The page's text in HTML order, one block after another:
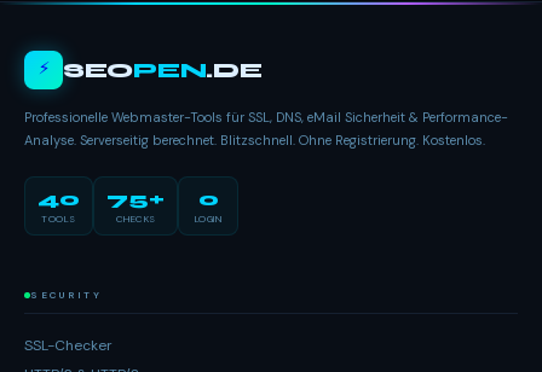
⚡ SEOPEN.DE
Professionelle Webmaster-Tools für SSL, DNS, eMail Sicherheit & Performance-
Analyse. Serverseitig berechnet. Blitzschnell. Ohne Registrierung. Kostenlos.
40
TOOLS
75+
CHECKS
0
LOGIN
SECURITY
SSL-Checker